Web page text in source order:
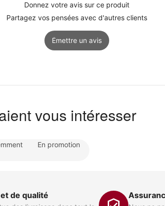
Donnez votre avis sur ce produit
Partagez vos pensées avec d'autres clients
Émettre un avis
vous intéresser
En promotion
de qualité